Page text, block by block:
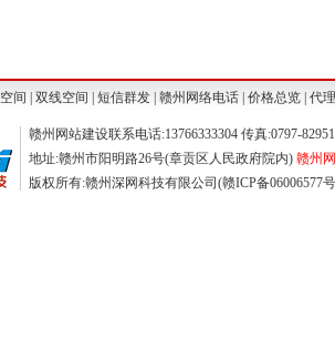
间 双线空间 短信群发 赣州网络电话 价格总览 代
赣州网站建设联系电话:13766333304 传真:0797-
地址:赣州市阳明路26号(章贡区人民政府院内)赣州
版权所有:赣州深网科技有限公司(赣ICP备06006577